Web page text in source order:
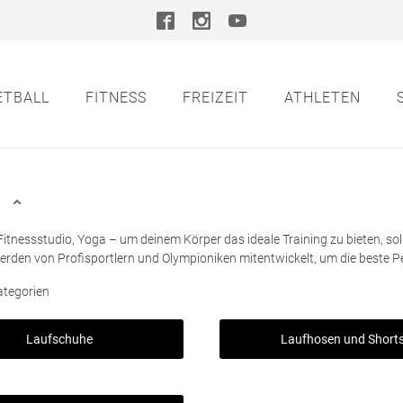
FITNESS FREIZEIT ATHLETEN
Yoga – um deinem Körper das ideale Training zu bieten,
von Profisportlern und Olympioniken mitentwickelt, um die beste
Laufschuhe Laufhosen und